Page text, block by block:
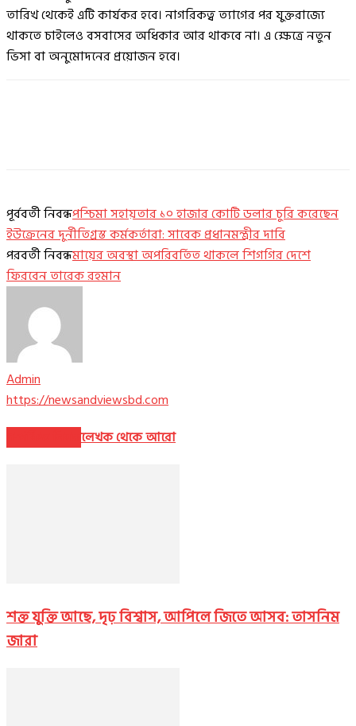
তারিখ থেকেই এটি কার্যকর হবে। নাগরিকত্ব ত্যাগের পর যুক্তরাজ্যে
থাকতে চাইলেও বসবাসের অধিকার আর থাকবে না। এ ক্ষেত্রে নতুন
ভিসা বা অনুমোদনের প্রয়োজন হবে।
পূর্ববর্তী নিবন্ধপশ্চিমা সহায়তার ১০ হাজার কোটি ডলার চুরি করেছেন
ইউক্রেনের দুর্নীতিগ্রস্ত কর্মকর্তারা: সাবেক প্রধানমন্ত্রীর দাবি
পরবর্তী নিবন্ধমায়ের অবস্থা অপরিবর্তিত থাকলে শিগগির দেশে
ফিরবেন তারেক রহমান
Admin
https://newsandviewsbd.com
লেখক থেকে আরো
শক্ত যুক্তি আছে, দৃঢ় বিশ্বাস, আপিলে জিতে আসব: তাসনিম
জারা